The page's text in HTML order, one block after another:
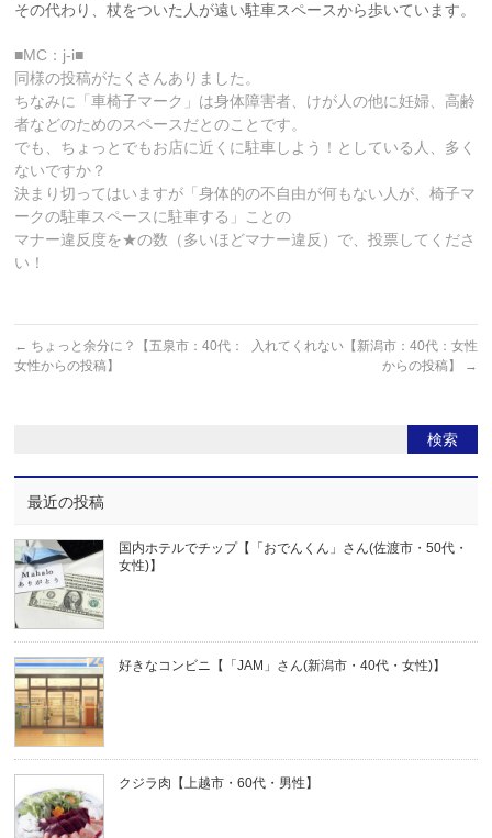
その代わり、杖をついた人が遠い駐車スペースから歩いています。
■MC：j-i■
同様の投稿がたくさんありました。
ちなみに「車椅子マーク」は身体障害者、けが人の他に妊婦、高齢
者などのためのスペースだとのことです。
でも、ちょっとでもお店に近くに駐車しよう！としている人、多く
ないですか？
決まり切ってはいますが「身体的の不自由が何もない人が、椅子マ
ークの駐車スペースに駐車する」ことの
マナー違反度を★の数（多いほどマナー違反）で、投票してくださ
い！
← ちょっと余分に？【五泉市：40代：
女性からの投稿】
入れてくれない【新潟市：40代：女性
からの投稿】
→
最近の投稿
国内ホテルでチップ【「おでんくん」さん(佐渡市・50代・
女性)】
好きなコンビニ【「JAM」さん(新潟市・40代・女性)】
クジラ肉【上越市・60代・男性】